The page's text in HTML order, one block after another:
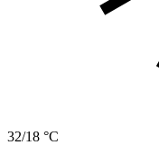
32/18 °C